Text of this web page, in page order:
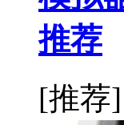
推荐
[推荐]